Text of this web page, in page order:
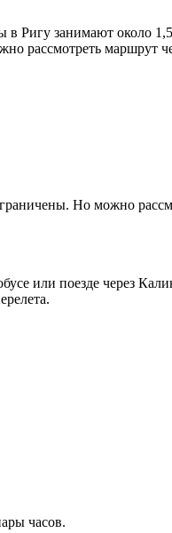
занимают около
рассмотреть маршрут
Но можно
или поезде через
часов.